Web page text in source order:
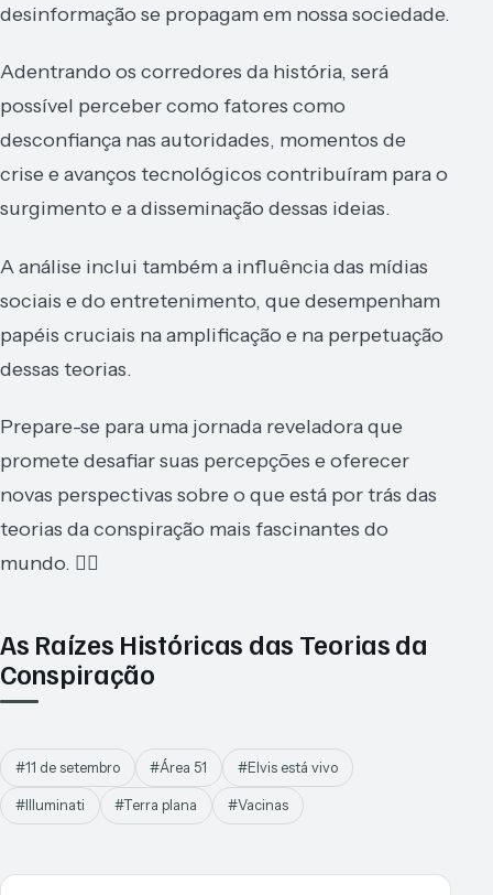
desinformação se propagam em nossa sociedade.
Adentrando os corredores da história, será
possível perceber como fatores como
desconfiança nas autoridades, momentos de
crise e avanços tecnológicos contribuíram para o
surgimento e a disseminação dessas ideias.
A análise inclui também a influência das mídias
sociais e do entretenimento, que desempenham
papéis cruciais na amplificação e na perpetuação
dessas teorias.
Prepare-se para uma jornada reveladora que
promete desafiar suas percepções e oferecer
novas perspectivas sobre o que está por trás das
teorias da conspiração mais fascinantes do
mundo. 🕵️‍♂️
As Raízes Históricas das Teorias da
Conspiração
#11 de setembro #Área 51 #Elvis está vivo
#Illuminati #Terra plana #Vacinas